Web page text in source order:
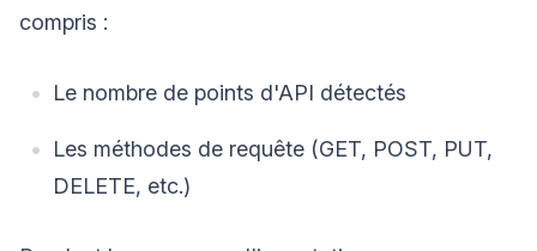
compris :
Le nombre de points d'API détectés
Les méthodes de requête (GET, POST, PUT,
DELETE, etc.)